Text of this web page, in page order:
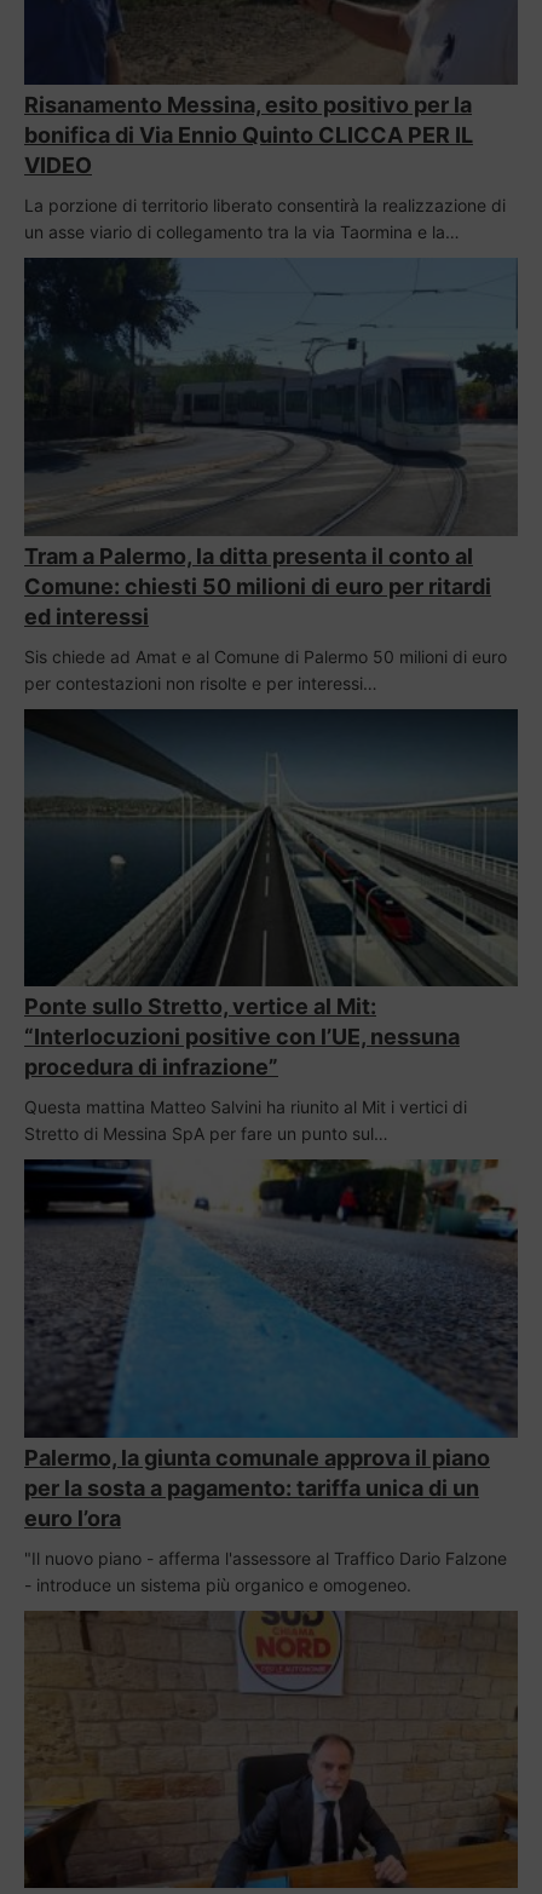
Risanamento Messina, esito positivo per la
bonifica di Via Ennio Quinto CLICCA PER IL
VIDEO
La porzione di territorio liberato consentirà la realizzazione di
un asse viario di collegamento tra la via Taormina e la…
Tram a Palermo, la ditta presenta il conto al
Comune: chiesti 50 milioni di euro per ritardi
ed interessi
Sis chiede ad Amat e al Comune di Palermo 50 milioni di euro
per contestazioni non risolte e per interessi…
Ponte sullo Stretto, vertice al Mit:
“Interlocuzioni positive con l’UE, nessuna
procedura di infrazione”
Questa mattina Matteo Salvini ha riunito al Mit i vertici di
Stretto di Messina SpA per fare un punto sul…
Palermo, la giunta comunale approva il piano
per la sosta a pagamento: tariffa unica di un
euro l’ora
"Il nuovo piano - afferma l'assessore al Traffico Dario Falzone
- introduce un sistema più organico e omogeneo.